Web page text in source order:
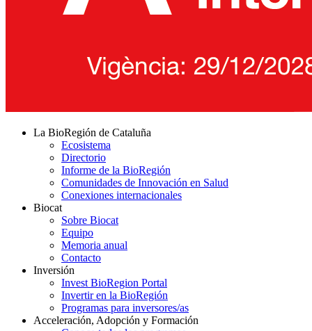
La BioRegión de Cataluña
Ecosistema
Directorio
Informe de la BioRegión
Comunidades de Innovación en Salud
Conexiones internacionales
Biocat
Sobre Biocat
Equipo
Memoria anual
Contacto
Inversión
Invest BioRegion Portal
Invertir en la BioRegión
Programas para inversores/as
Acceleración, Adopción y Formación